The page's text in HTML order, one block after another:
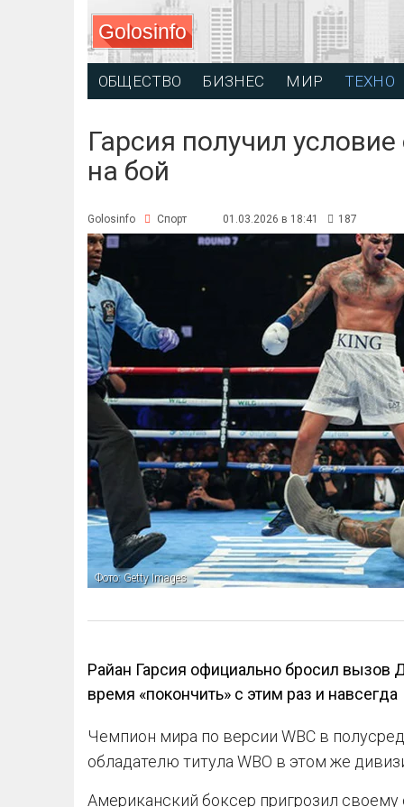
Golosinfo
ОБЩЕСТВО БИЗНЕС МИР ТЕХНО
Гарсия получил
на бой
Golosinfo Спорт 01.03.2026 в 18:41 187
Фото: Getty Images
Райан Гарсия официально бросил вызов
время «покончить» с этим раз и навсегда
Чемпион мира по версии WBC в
обладателю титула WBO в этом же
Американский боксер пригрозил своему